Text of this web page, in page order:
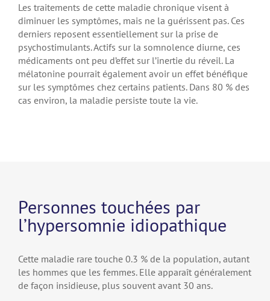
Les traitements de cette maladie chronique visent à
diminuer les symptômes, mais ne la guérissent pas. Ces
derniers reposent essentiellement sur la prise de
psychostimulants. Actifs sur la somnolence diurne, ces
médicaments ont peu d’effet sur l’inertie du réveil. La
mélatonine pourrait également avoir un effet bénéfique
sur les symptômes chez certains patients. Dans 80 % des
cas environ, la maladie persiste toute la vie.
Personnes touchées par
l’hypersomnie idiopathique
Cette maladie rare touche 0.3 % de la population, autant
les hommes que les femmes. Elle apparaît généralement
de façon insidieuse, plus souvent avant 30 ans.